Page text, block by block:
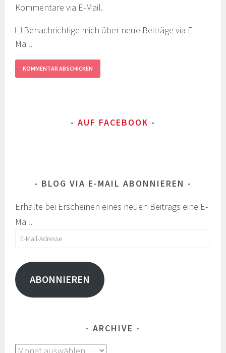
Kommentare via E-Mail.
Benachrichtige mich über neue Beiträge via E-
Mail.
AUF FACEBOOK
BLOG VIA E-MAIL ABONNIEREN
Erhalte bei Erscheinen eines neuen Beitrags eine E-
Mail.
E-
Adresse
ABONNIEREN
ARCHIVE
Archive